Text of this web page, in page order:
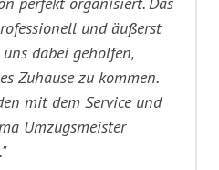
und äußerst
dabei geholfen,
Zuhause zu kommen.
mit dem Service und
Umzugsmeister